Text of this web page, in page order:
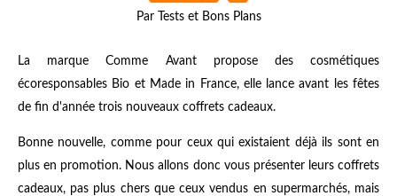
Par Tests et Bons Plans
La marque Comme Avant propose des cosmétiques
écoresponsables Bio et Made in France, elle lance avant les fêtes
de fin d'année trois nouveaux coffrets cadeaux.
Bonne nouvelle, comme pour ceux qui existaient déjà ils sont en
plus en promotion. Nous allons donc vous présenter leurs coffrets
cadeaux, pas plus chers que ceux vendus en supermarchés, mais